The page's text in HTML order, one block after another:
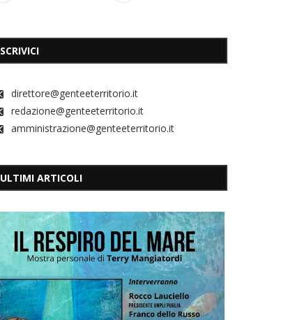
SCRIVICI
direttore@genteeterritorio.it
redazione@genteeterritorio.it
amministrazione@genteeterritorio.it
ULTIMI ARTICOLI